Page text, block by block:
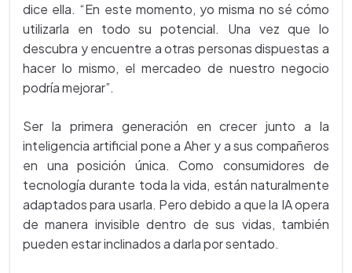
dice ella. “En este momento, yo misma no sé cómo
utilizarla en todo su potencial. Una vez que lo
descubra y encuentre a otras personas dispuestas a
hacer lo mismo, el mercadeo de nuestro negocio
podría mejorar”.
Ser la primera generación en crecer junto a la
inteligencia artificial pone a Aher y a sus compañeros
en una posición única. Como consumidores de
tecnología durante toda la vida, están naturalmente
adaptados para usarla. Pero debido a que la IA opera
de manera invisible dentro de sus vidas, también
pueden estar inclinados a darla por sentado.